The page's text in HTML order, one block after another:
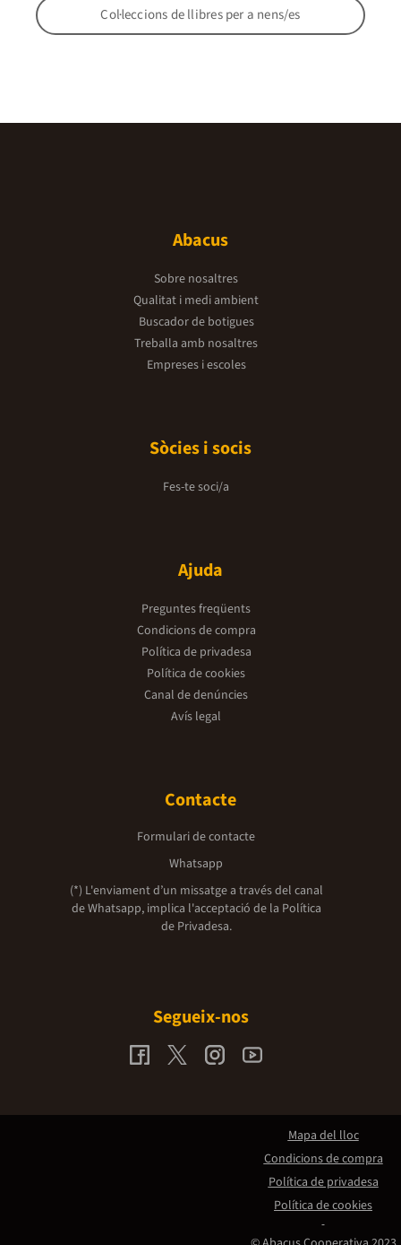
Col·leccions de llibres per a nens/es
Abacus
Sobre nosaltres
Qualitat i medi ambient
Buscador de botigues
Treballa amb nosaltres
Empreses i escoles
Sòcies i socis
Fes-te soci/a
Ajuda
Preguntes freqüents
Condicions de compra
Política de privadesa
Política de cookies
Canal de denúncies
Avís legal
Contacte
Formulari de contacte
Whatsapp
(*) L'enviament d’un missatge a través del canal
de Whatsapp, implica l'acceptació de la Política
de Privadesa.
Segueix-nos
Mapa del lloc
Condicions de compra
Política de privadesa
Política de cookies